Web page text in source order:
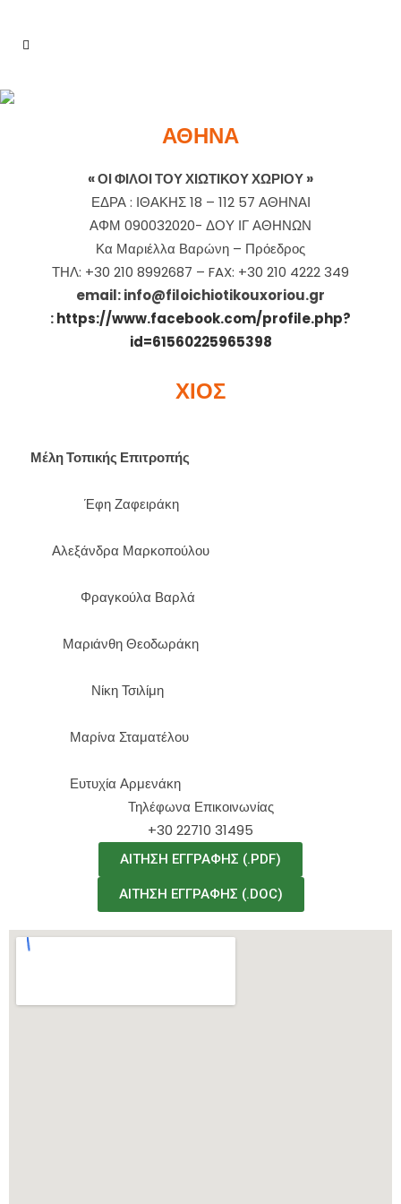
ΜΑΖΊ ΜΑΣ
ΑΘΗΝΑ
« ΟΙ ΦΙΛΟΙ ΤΟΥ ΧΙΩΤΙΚΟΥ ΧΩΡΙΟΥ »
ΕΔΡΑ : ΙΘΑΚΗΣ 18 – 112 57 ΑΘΗΝΑΙ
ΑΦΜ 090032020- ΔΟΥ ΙΓ ΑΘΗΝΩΝ
Κα Μαριέλλα Βαρώνη – Πρόεδρος
ΤΗΛ: +30 210 8992687 – FAX: +30 210 4222 349
email: info@filoichiotikouxoriou.gr
:https://www.facebook.com/profile.php?
id=61560225965398
ΧΙΟΣ
Μέλη Τοπικής Επιτροπής
Έφη Ζαφειράκη
Αλεξάνδρα Μαρκοπούλου
Φραγκούλα Βαρλά
Μαριάνθη Θεοδωράκη
Νίκη Τσιλίμη
Μαρίνα Σταματέλου
Ευτυχία Αρμενάκη
Τηλέφωνα Επικοινωνίας
+30 22710 31495
ΑΙΤΗΣΗ ΕΓΓΡΑΦΗΣ (.PDF)
ΑΙΤΗΣΗ ΕΓΓΡΑΦΗΣ (.DOC)